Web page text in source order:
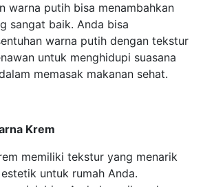
warna putih bisa menambahkan
sangat baik. Anda bisa
warna putih dengan tekstur
untuk menghidupi suasana
memasak makanan sehat.
Krem
memiliki tekstur yang menarik
untuk rumah Anda.